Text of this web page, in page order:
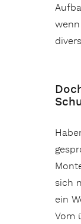
sich
ein
Vom